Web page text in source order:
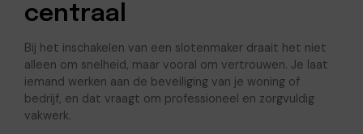
centraal
Bij het inschakelen van een slotenmaker draait het niet
alleen om snelheid, maar vooral om vertrouwen. Je laat
iemand werken aan de beveiliging van je woning of
bedrijf, en dat vraagt om professioneel en zorgvuldig
vakwerk.